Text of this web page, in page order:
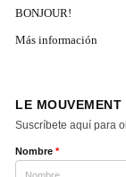
BONJOUR!
Más información
LE
Suscríbete aquí para
Nombre *